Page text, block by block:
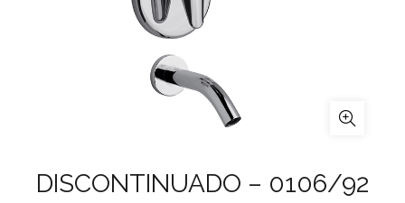
DISCONTINUADO – 0106/92